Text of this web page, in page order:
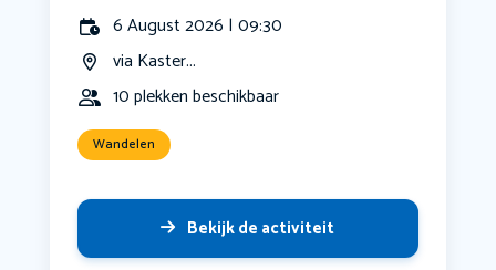
6 August 2026 | 09:30
via Kaster...
10 plekken beschikbaar
Wandelen
Bekijk de activiteit